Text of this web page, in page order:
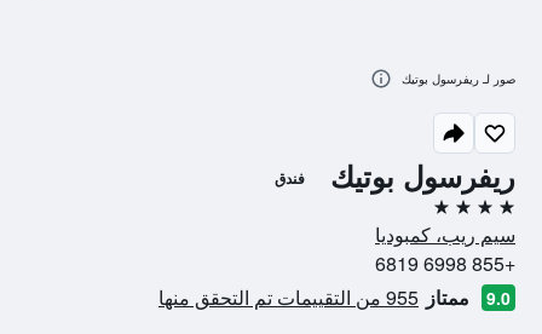
ريفرسول بوتيك فندق
4 نجوم
سيم ريب، كمبوديا
+855 6998 6819
9.0 ممتاز 955 من التقييمات تم التحقق منها
صور لـ ريفرسول بوتيك